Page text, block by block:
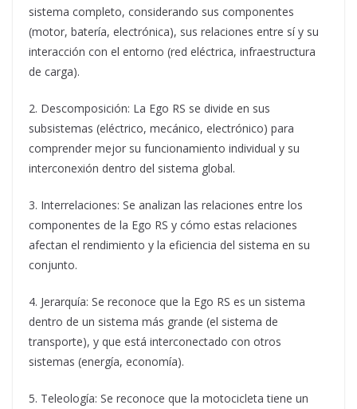
sistema completo, considerando sus componentes
(motor, batería, electrónica), sus relaciones entre sí y su
interacción con el entorno (red eléctrica, infraestructura
de carga).
2. Descomposición: La Ego RS se divide en sus
subsistemas (eléctrico, mecánico, electrónico) para
comprender mejor su funcionamiento individual y su
interconexión dentro del sistema global.
3. Interrelaciones: Se analizan las relaciones entre los
componentes de la Ego RS y cómo estas relaciones
afectan el rendimiento y la eficiencia del sistema en su
conjunto.
4. Jerarquía: Se reconoce que la Ego RS es un sistema
dentro de un sistema más grande (el sistema de
transporte), y que está interconectado con otros
sistemas (energía, economía).
5. Teleología: Se reconoce que la motocicleta tiene un